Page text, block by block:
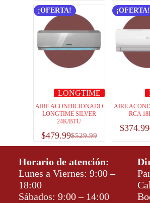
¡OFERTA!
LONGTIME
AIRE ACONDICIONADO
LONGTIME SILVER
24K/BTU
$529.99
$479.99
¡OFERTA!
AIRE
RCA
$374.99
Horario de atención:
Lunes a Viernes: 9:00 –
18:00
Sábados: 9:00 – 14:00